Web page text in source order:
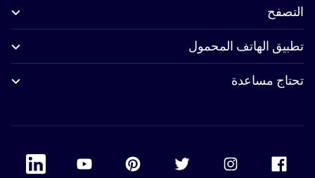
التصفح
تطبيق الهاتف المحمول
تحتاج مساعدة
Accor Facebook
Accor Twitter
Accor Pinterest
Accor Youtube
Linkedin